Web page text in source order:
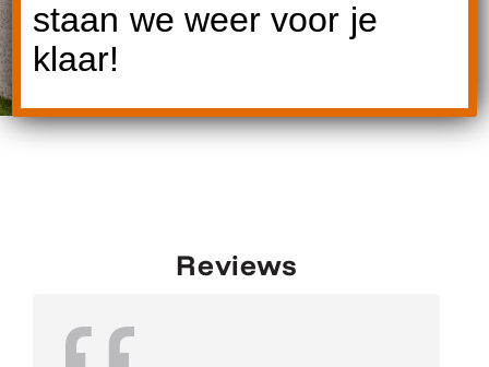
Reviews
staan we weer voor je
klaar!